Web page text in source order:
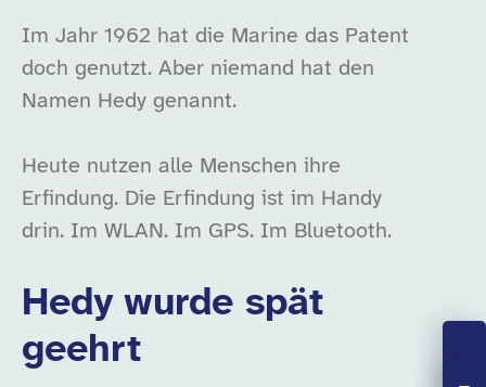
Im Jahr 1962 hat die Marine das Patent
doch genutzt. Aber niemand hat den
Namen Hedy genannt.
Heute nutzen alle Menschen ihre
Erfindung. Die Erfindung ist im Handy
drin. Im WLAN. Im GPS. Im Bluetooth.
Hedy wurde spät
geehrt